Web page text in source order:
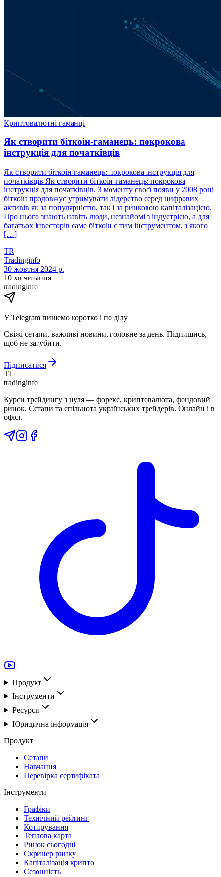
Криптовалютні гаманці
Як створити біткоін-гаманець: покрокова
інструкція для початківців
Як створити біткоін-гаманець: покрокова інструкція для
початківців Як створити біткоін-гаманець: покрокова
інструкція для початківців. З моменту своєї появи у 2008 році
біткоін продовжує утримувати лідерство серед цифрових
активів як за популярністю, так і за ринковою капіталізацією.
Про нього знають навіть люди, незнайомі з індустрією, а для
багатьох інвесторів саме біткоін є тим інструментом, з якого
[…]
TR
Tradinginfo
30 жовтня 2024 р.
10 хв читання
tradinginfo
У Telegram пишемо коротко і по ділу
Свіжі сетапи, важливі новини, головне за день. Підпишись,
щоб не загубити.
Підписатися
TI
tradinginfo
Курси трейдингу з нуля — форекс, криптовалюта, фондовий
ринок. Сетапи та спільнота українських трейдерів. Онлайн і в
офісі.
Продукт
Інструменти
Ресурси
Юридична інформація
Продукт
Сетапи
Навчання
Перевірка сертифіката
Інструменти
Графіки
Технічний рейтинг
Котирування
Теплова карта
Ринок сьогодні
Скринер ринку
Капіталізація крипто
Сезонність